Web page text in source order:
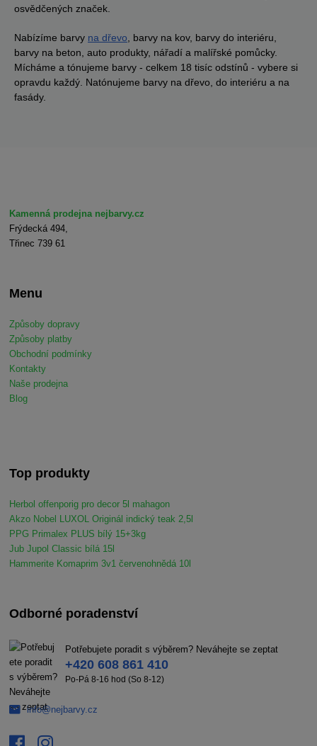
osvědčených značek.
Nabízíme barvy na dřevo , barvy na kov, barvy do interiéru,
barvy na beton, auto produkty, nářadí a malířské pomůcky.
Mícháme a tónujeme barvy - celkem 18 tisíc odstínů - vybere si
opravdu každý. Natónujeme barvy na dřevo, do interiéru a na
fasády.
Kamenná prodejna nejbarvy.cz
Frýdecká 494,
Třinec 739 61
Menu
Způsoby dopravy
Způsoby platby
Obchodní podmínky
Kontakty
Naše prodejna
Blog
Top produkty
Herbol offenporig pro decor 5l mahagon
Akzo Nobel LUXOL Originál indický teak 2,5l
PPG Primalex PLUS bílý 15+3kg
Jub Jupol Classic bílá 15l
Hammerite Komaprim 3v1 červenohnědá 10l
Odborné poradenství
Potřebujete poradit s výběrem? Neváhejte se zeptat
+420 608 861 410
Po-Pá 8-16 hod (So 8-12)
info@nejbarvy.cz